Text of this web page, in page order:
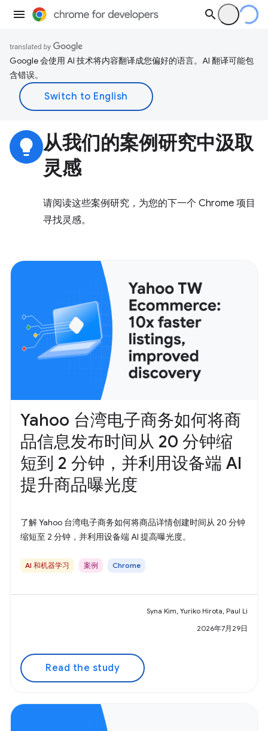
Google 会使用 AI 技术将内容翻译成您偏好的语言。AI 翻译可能包
含错误。
lightbulb 从我们的案例研究中汲取
灵感
请阅读这些案例研究，为您的下一个 Chrome 项目
寻找灵感。
Yahoo 台湾电子商务如何将商
品信息发布时间从 20 分钟缩
短到 2 分钟，并利用设备端 AI
提升商品曝光度
了解 Yahoo 台湾电子商务如何将商品详情创建时间从 20 分钟
缩短至 2 分钟，并利用设备端 AI 提高曝光度。
AI 和机器学习 案例 Chrome
Syna Kim, Yuriko Hirota, Paul Li
2026年7月29日
Read the study